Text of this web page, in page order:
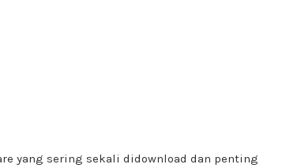
yang sering sekali didownload dan penting